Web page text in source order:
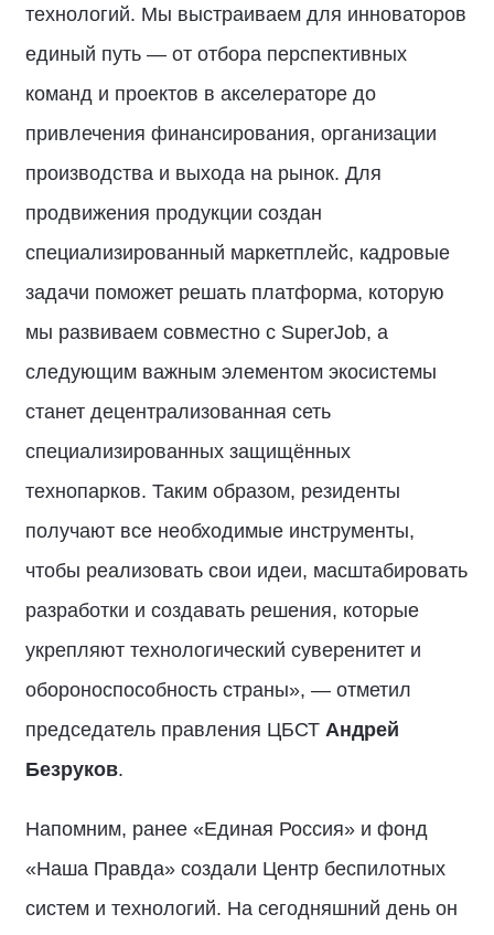
технологий. Мы выстраиваем для инноваторов
единый путь — от отбора перспективных
команд и проектов в акселераторе до
привлечения финансирования, организации
производства и выхода на рынок. Для
продвижения продукции создан
специализированный маркетплейс, кадровые
задачи поможет решать платформа, которую
мы развиваем совместно с SuperJob, а
следующим важным элементом экосистемы
станет децентрализованная сеть
специализированных защищённых
технопарков. Таким образом, резиденты
получают все необходимые инструменты,
чтобы реализовать свои идеи, масштабировать
разработки и создавать решения, которые
укрепляют технологический суверенитет и
обороноспособность страны», — отметил
председатель правления ЦБСТ Андрей
Безруков.
Напомним, ранее «Единая Россия» и фонд
«Наша Правда» создали Центр беспилотных
систем и технологий. На сегодняшний день он